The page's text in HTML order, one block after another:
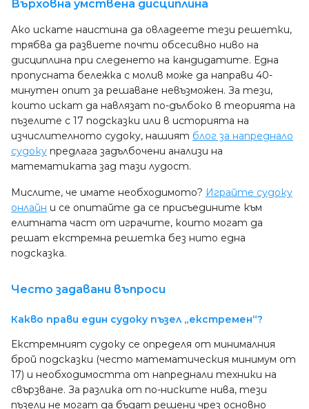
Върховна умствена дисциплина
Ако искате наистина да овладеете тези решетки,
трябва да развиете почти обсесивно ниво на
дисциплина при следенето на кандидатите. Една
пропусната бележка с молив може да направи 40-
минутен опит за решаване невъзможен. За тези,
които искат да навлязат по-дълбоко в теорията на
пъзелите с 17 подсказки или в историята на
изчислителното судоку, нашият блог за напреднало
судоку предлага задълбочени анализи на
математиката зад тази лудост.
Мислите, че имате необходимото? Играйте судоку
онлайн и се опитайте да се присъедините към
елитната част от играчите, които могат да
решат екстремна решетка без нито една
подсказка.
Често задавани въпроси
Какво прави един судоку пъзел „екстремен“?
Екстремният судоку се определя от минималния
брой подсказки (често математическия минимум от
17) и необходимостта от напреднали техники на
свързване. За разлика от по-ниските нива, тези
пъзели не могат да бъдат решени чрез основно